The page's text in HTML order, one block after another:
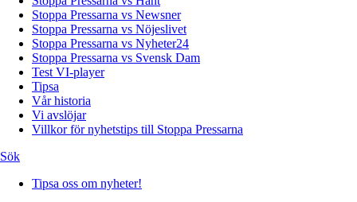
Stoppa Pressarna vs Newsner
Stoppa Pressarna vs Nöjeslivet
Stoppa Pressarna vs Nyheter24
Stoppa Pressarna vs Svensk Dam
Test VI-player
Tipsa
Vår historia
Vi avslöjar
Villkor för nyhetstips till Stoppa Pressarna
Sök
Tipsa oss om nyheter!